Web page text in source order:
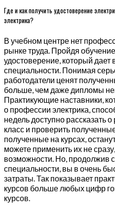
Где и как получить удостоверение
электрика?
В учебном центре нет
рынке труда. Пройдя
удостоверение, который
специальности. Понимая
работодатели ценят
больше, чем даже дипломы
Практикующие наставники,
о профессии электрика,
недель доступно рассказать
класс и проверить
полученные на курсах,
можете применить их не
возможности. Но, продолжив
специальности, вы в очень
затраты. Так показывает
курсов больше любых цифр
курсов.